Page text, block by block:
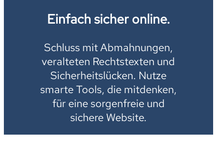
Einfach sicher online.
Schluss mit Abmahnungen,
veralteten Rechtstexten und
Sicherheitslücken. Nutze
smarte Tools, die mitdenken,
für eine sorgenfreie und
sichere Website.